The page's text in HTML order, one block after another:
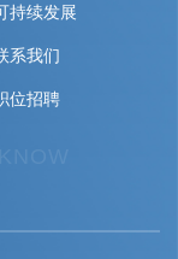
持续发展
系我们
位招聘